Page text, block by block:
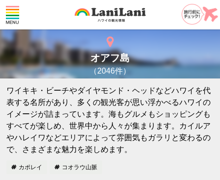
オアフ島
（2046件）
ワイキキ・ビーチやダイヤモンド・ヘッドなどハワイを代
表する名所があり、多くの観光客が思い浮かべるハワイの
イメージが詰まっています。海もグルメもショッピングも
すべてが楽しめ、世界中から人々が集まります。カイルア
やハレイワなどエリアによって雰囲気もガラリと変わるの
で、さまざまな魅力を楽しめます。
カポレイ コオラウ山脈